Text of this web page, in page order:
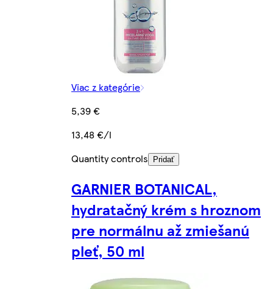
Viac z kategórie
5,39 €
13,48 €/l
Quantity controls
Pridať
GARNIER BOTANICAL,
hydratačný krém s hroznom
pre normálnu až zmiešanú
pleť, 50 ml